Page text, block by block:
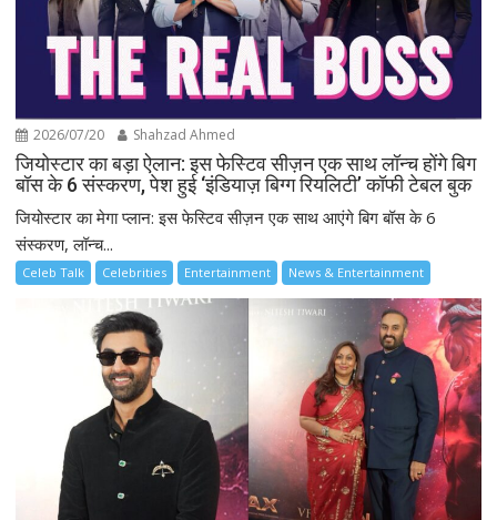
2026/07/20 Shahzad Ahmed
जियोस्टार का बड़ा ऐलान: इस फेस्टिव सीज़न एक साथ लॉन्च होंगे बिग
बॉस के 6 संस्करण, पेश हुई ‘इंडियाज़ बिग्ग रियलिटी’ कॉफी टेबल बुक
जियोस्टार का मेगा प्लान: इस फेस्टिव सीज़न एक साथ आएंगे बिग बॉस के 6
संस्करण, लॉन्च...
Celeb Talk Celebrities Entertainment News & Entertainment